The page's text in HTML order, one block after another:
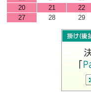
20
21 22
27
28 29